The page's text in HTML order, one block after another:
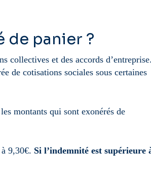
de panier ?
collectives et des accords
de cotisations sociales sous certaines
montants qui sont exonérés de
9,30€. Si l’indemnité est supérieure